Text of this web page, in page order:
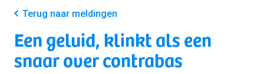
Terug naar meldingen
Een geluid, klinkt als een
snaar over contrabas